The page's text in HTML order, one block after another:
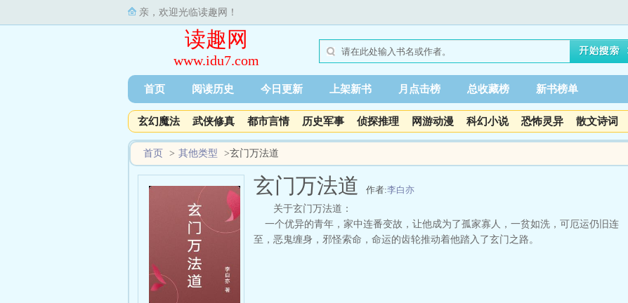
亲，欢迎光临读趣网！
读趣网
www.idu7.com
首页 阅读历史 今日更新 上架新书 月点击榜 总收藏榜 新书榜单
玄幻魔法 武侠修真 都市言情 历史军事 侦探推理 网游动漫 科幻小说 恐怖灵异 散文诗词
首页 > 其他类型 >玄门万法道
玄门万法道 作者:李白亦
关于玄门万法道：
一个优异的青年，家中连番变故，让他成为了孤家寡人，一贫如洗，可厄运仍旧连
至，恶鬼缠身，邪怪索命，命运的齿轮推动着他踏入了玄门之路。